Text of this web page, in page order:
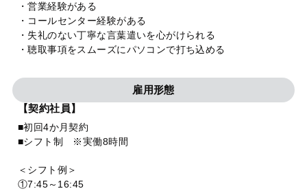
・営業経験がある
・コールセンター経験がある
・失礼のない丁寧な言葉遣いを心がけられる
・聴取事項をスムーズにパソコンで打ち込める
雇用形態
【契約社員】
■初回4か月契約
■シフト制 ※実働8時間
＜シフト例＞
①7:45～16:45